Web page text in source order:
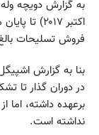
به گزارش دويچه
فروش تسلیحات
بنا به گزارش
در دوران گذار تا
برعهده داشته، اما
نداشته است.